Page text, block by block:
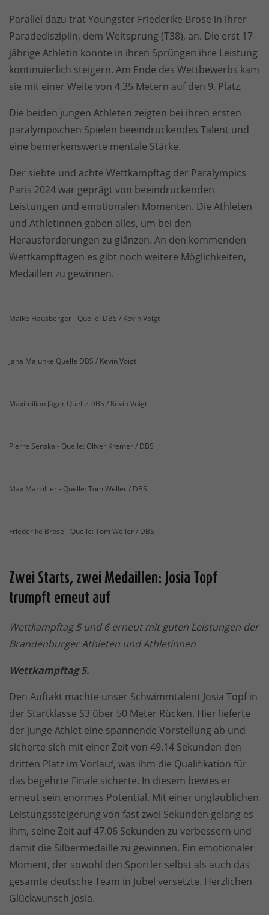
Parallel dazu trat Youngster Friederike Brose in ihrer
Paradedisziplin, dem Weitsprung (T38), an. Die erst 17-
jährige Athletin konnte in ihren Sprüngen ihre Leistung
kontinuierlich steigern. Am Ende des Wettbewerbs kam
sie mit einer Weite von 4,35 Metern auf den 9. Platz.
Die beiden jungen Athleten zeigten bei ihren ersten
paralympischen Spielen beeindruckendes Talent und
eine bemerkenswerte mentale Stärke.
Der siebte und achte Wettkampftag der Paralympics
Paris 2024 war geprägt von beeindruckenden
Leistungen und emotionalen Momenten. Die Athleten
und Athletinnen gaben alles, um bei den
Herausforderungen zu glänzen. An den kommenden
Wettkampftagen es gibt noch weitere Möglichkeiten,
Medaillen zu gewinnen.
Maike Hausberger - Quelle: DBS / Kevin Voigt
Jana Majunke Quelle DBS / Kevin Voigt
Maximilian Jäger Quelle DBS / Kevin Voigt
Pierre Senska - Quelle: Oliver Kremer / DBS
Max Marzillier - Quelle: Tom Weller / DBS
Friederike Brose - Quelle: Tom Weller / DBS
Zwei Starts, zwei Medaillen: Josia Topf
trumpft erneut auf
Wettkampftag 5 und 6 erneut mit guten Leistungen der
Brandenburger Athleten und Athletinnen
Wettkampftag 5.
Den Auftakt machte unser Schwimmtalent Josia Topf in
der Startklasse S3 über 50 Meter Rücken. Hier lieferte
der junge Athlet eine spannende Vorstellung ab und
sicherte sich mit einer Zeit von 49.14 Sekunden den
dritten Platz im Vorlauf, was ihm die Qualifikation für
das begehrte Finale sicherte. In diesem bewies er
erneut sein enormes Potential. Mit einer unglaublichen
Leistungssteigerung von fast zwei Sekunden gelang es
ihm, seine Zeit auf 47.06 Sekunden zu verbessern und
damit die Silbermedaille zu gewinnen. Ein emotionaler
Moment, der sowohl den Sportler selbst als auch das
gesamte deutsche Team in Jubel versetzte. Herzlichen
Glückwunsch Josia.